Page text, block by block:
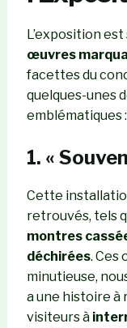
L’exposition
œuvres
facettes du
quelques-unes
emblématiques :
1. «
Cette
retrouvés, tels
montres
déchirées. Ces
minutieuse,
a une histoire à
visiteurs à